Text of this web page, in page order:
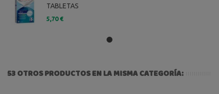
TABLETAS
5,70 €
53 OTROS PRODUCTOS EN LA MISMA CATEGORÍA: